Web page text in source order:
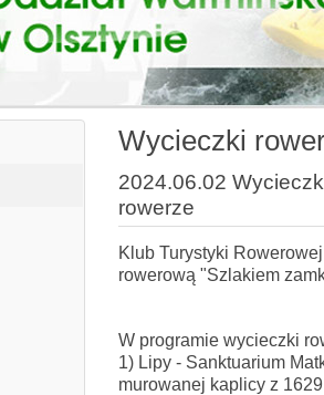
Wycieczki
2024.06.02
rowerze
Klub Turystyki
rowerową "Szlakiem
W programie wycieczki
1) Lipy - Sanktuarium
murowanej kaplicy z 1629